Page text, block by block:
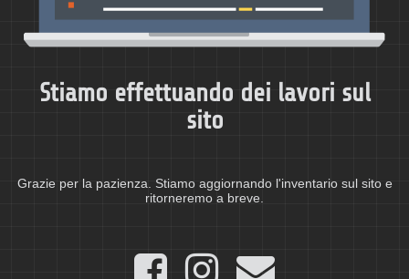
Stiamo effettuando dei lavori sul
sito
Grazie per la pazienza. Stiamo aggiornando l'inventario sul sito e
ritorneremo a breve.